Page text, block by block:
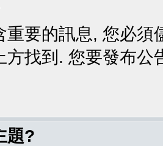
重要的訊息, 您必
方找到. 您要發布
題?